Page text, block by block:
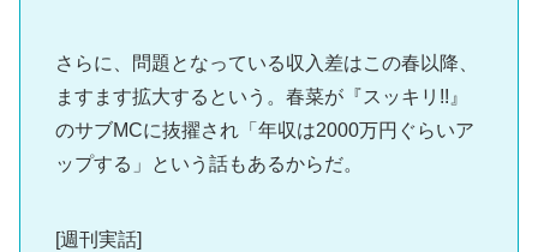
さらに、問題となっている収入差はこの春以降、
ますます拡大するという。春菜が『スッキリ!!』
のサブMCに抜擢され「年収は2000万円ぐらいア
ップする」という話もあるからだ。
[週刊実話]